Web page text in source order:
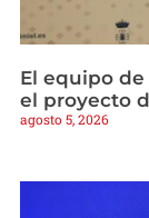
El equipo
el proyecto
agosto 5, 2026